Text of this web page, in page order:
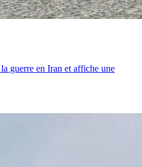
guerre en Iran et affiche une